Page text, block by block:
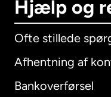
Hjælp og
Ofte stillede
Afhentning af
Bankoverførsel